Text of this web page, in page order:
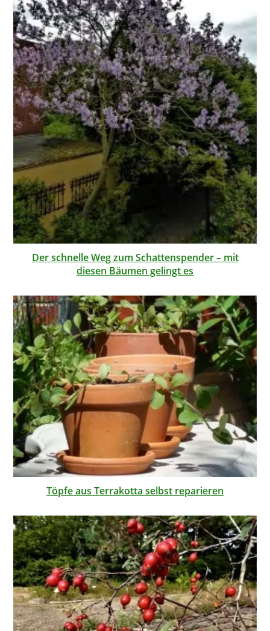
Der schnelle Weg zum Schattenspender – mit
diesen Bäumen gelingt es
Töpfe aus Terrakotta selbst reparieren